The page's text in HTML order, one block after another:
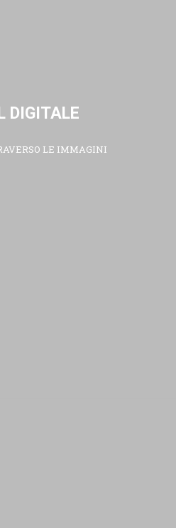
DIGITALE
LE IMMAGINI